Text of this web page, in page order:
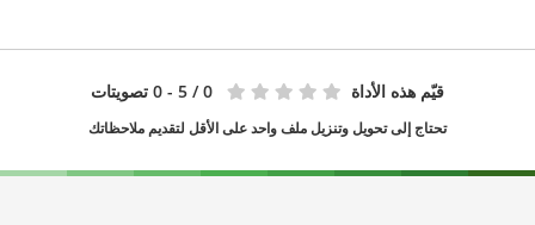
قيّم هذه الأداة 0 / 5 - 0 تصويتات
تحتاج إلى تحويل وتنزيل ملف واحد على الأقل لتقديم ملاحظاتك